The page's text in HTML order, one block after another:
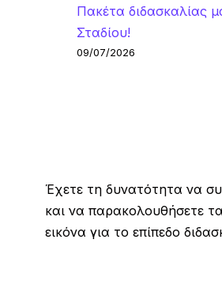
Πακέτα διδασκαλίας
Σταδίου!
09/07/2026
Έχετε τη δυνατότητα να
και να παρακολουθήσετε
εικόνα για το επίπεδο